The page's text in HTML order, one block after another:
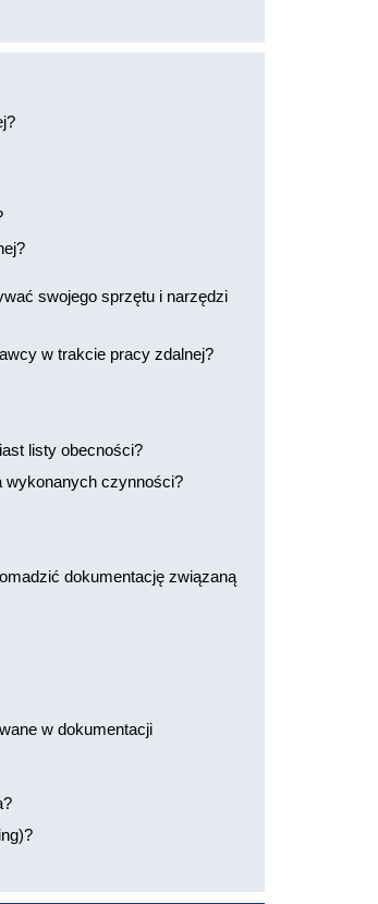
swojego sprzętu i narzędzi
w trakcie pracy zdalnej?
listy obecności?
wykonanych czynności?
dokumentację związaną
w dokumentacji